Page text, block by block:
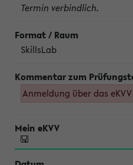
Termin verbindlich.
SkillsLab
Anmeldung über das